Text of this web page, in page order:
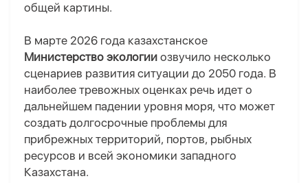
общей картины.
В марте 2026 года казахстанское
Министерство экологии озвучило несколько
сценариев развития ситуации до 2050 года. В
наиболее тревожных оценках речь идет о
дальнейшем падении уровня моря, что может
создать долгосрочные проблемы для
прибрежных территорий, портов, рыбных
ресурсов и всей экономики западного
Казахстана.